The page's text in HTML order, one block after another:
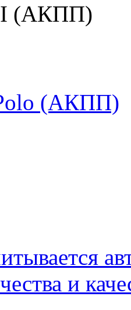
(АКПП)
(АКПП)
и